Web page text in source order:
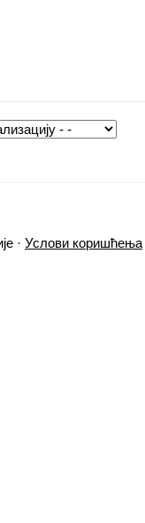
· Услови коришћења